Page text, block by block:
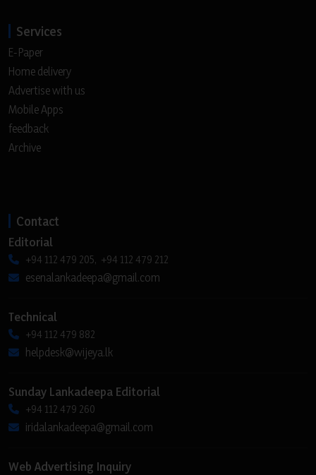
Services
E-Paper
Home delivery
Advertise with us
Mobile Apps
feedback
Archive
Contact
Editorial
+94 112 479 205, +94 112 479 212
esenalankadeepa@gmail.com
Technical
+94 112 479 882
helpdesk@wijeya.lk
Sunday Lankadeepa Editorial
+94 112 479 260
iridalankadeepa@gmail.com
Web Advertising Inquiry